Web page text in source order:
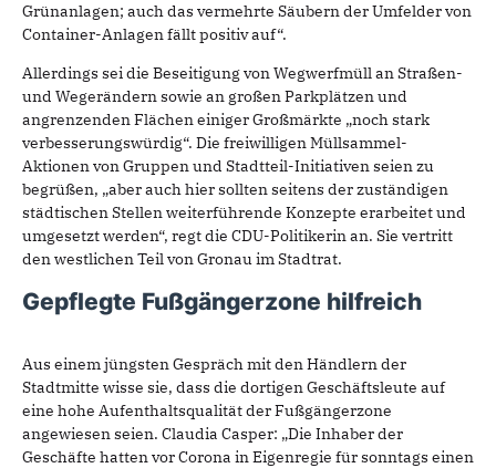
Grünanlagen; auch das vermehrte Säubern der Umfelder von
Container-Anlagen fällt positiv auf“.
Allerdings sei die Beseitigung von Wegwerfmüll an Straßen-
und Wegerändern sowie an großen Parkplätzen und
angrenzenden Flächen einiger Großmärkte „noch stark
verbesserungswürdig“. Die freiwilligen Müllsammel-
Aktionen von Gruppen und Stadtteil-Initiativen seien zu
begrüßen, „aber auch hier sollten seitens der zuständigen
städtischen Stellen weiterführende Konzepte erarbeitet und
umgesetzt werden“, regt die CDU-Politikerin an. Sie vertritt
den westlichen Teil von Gronau im Stadtrat.
Gepflegte Fußgängerzone hilfreich
Aus einem jüngsten Gespräch mit den Händlern der
Stadtmitte wisse sie, dass die dortigen Geschäftsleute auf
eine hohe Aufenthaltsqualität der Fußgängerzone
angewiesen seien. Claudia Casper: „Die Inhaber der
Geschäfte hatten vor Corona in Eigenregie für sonntags einen